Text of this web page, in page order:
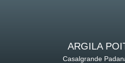
ARGILA
Casalgrande